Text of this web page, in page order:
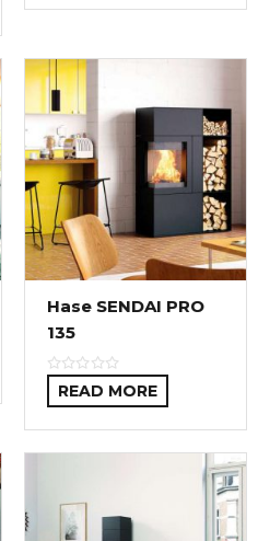
Hase SENDAI PRO
135
READ MORE